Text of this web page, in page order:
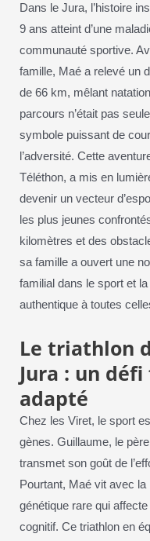
Dans le Jura, l’histoire
9 ans atteint d’une
communauté sportive.
famille, Maé a relevé un
de 66 km, mêlant
parcours n’était pas
symbole puissant de
l’adversité. Cette
Téléthon, a mis en
devenir un vecteur
les plus jeunes
kilomètres et des
sa famille a ouvert une
familial dans le sport et
authentique à toutes
Le triathlon
Jura : un
adapté
Chez les Viret, le sport
gènes. Guillaume, le
transmet son goût de
Pourtant, Maé vit avec
génétique rare qui
cognitif. Ce triathlon en